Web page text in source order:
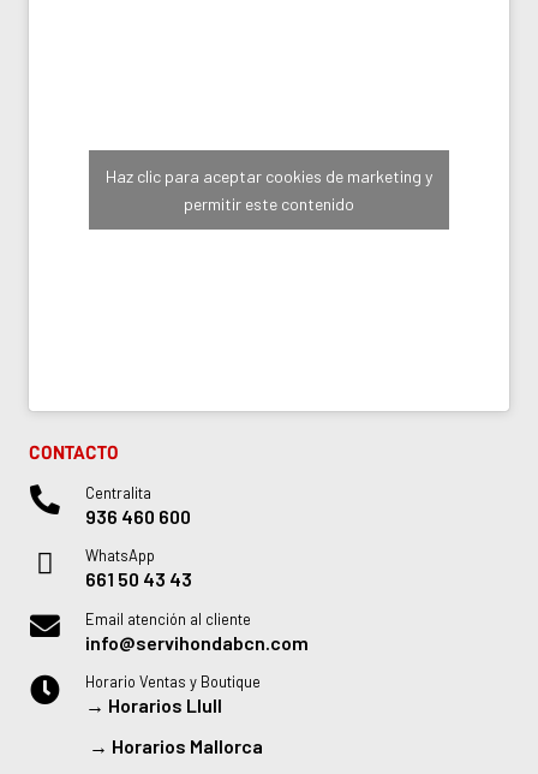
Haz clic para aceptar cookies de marketing y
permitir este contenido
CONTACTO
Centralita
936 460 600
WhatsApp
661 50 43 43
Email atención al cliente
info@servihondabcn.com
Horario Ventas y Boutique
→ Horarios Llull
→ Horarios Mallorca